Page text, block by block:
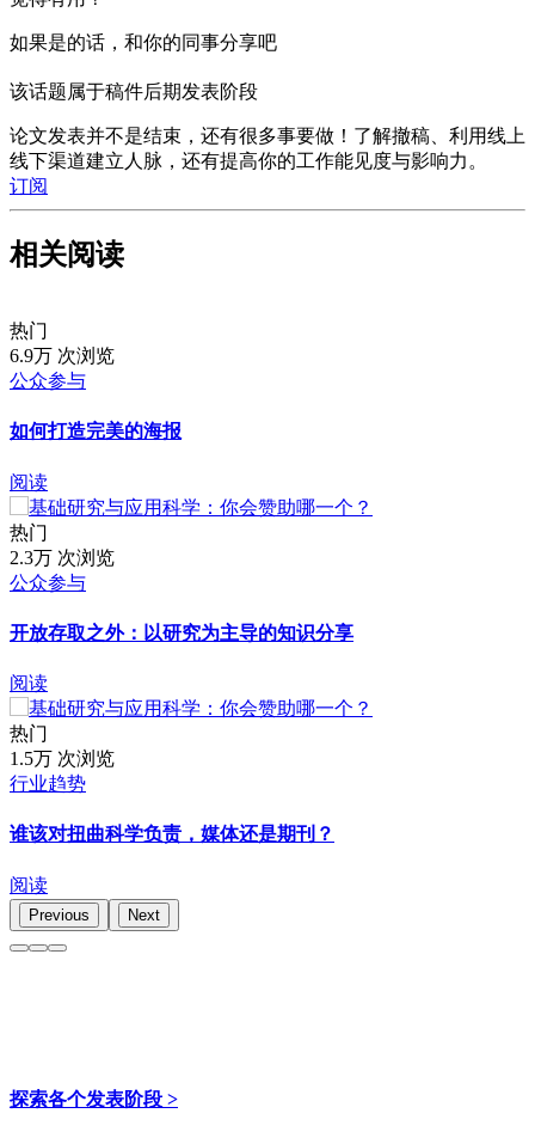
数人的事变成大众的事。
观赏意得辑专家视点的视频了解公众参与的重要性：
如果是的话，和你的同事分享吧
该话题属于稿件后期发表阶段
论文发表并不是结束，还有很多事要做！了解撤稿、利用线上
线下渠道建立人脉，还有提高你的工作能见度与影响力。
订阅
相关阅读
热门
6.9万 次浏览
公众参与
如何打造完美的海报
阅读
热门
2.3万 次浏览
公众参与
开放存取之外：以研究为主导的知识分享
阅读
热门
1.5万 次浏览
行业趋势
谁该对扭曲科学负责，媒体还是期刊？
阅读
Previous Next
探索各个发表阶段 >